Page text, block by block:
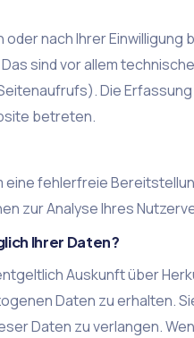
nach Ihrer Einwilligung
sind vor allem
Die
betreten.
eine fehlerfreie
zur Analyse Ihres
Ihrer Daten?
Auskunft über
Daten zu erhalten.
Daten zu verlangen.